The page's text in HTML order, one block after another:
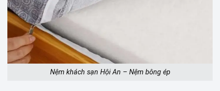
Nệm khách sạn Hội An – Nệm bông ép